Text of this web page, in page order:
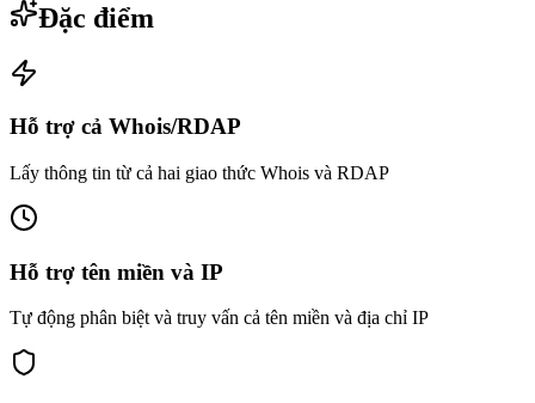
Đặc điểm
Hỗ trợ cả Whois/RDAP
Lấy thông tin từ cả hai giao thức Whois và RDAP
Hỗ trợ tên miền và IP
Tự động phân biệt và truy vấn cả tên miền và địa chỉ IP